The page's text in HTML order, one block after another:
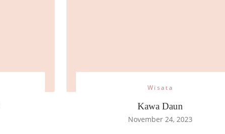
Wisata
Kawa Daun
November 24, 2023